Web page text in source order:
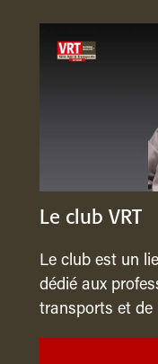
Le club VRT
Le club est un
dédié aux
transports et de